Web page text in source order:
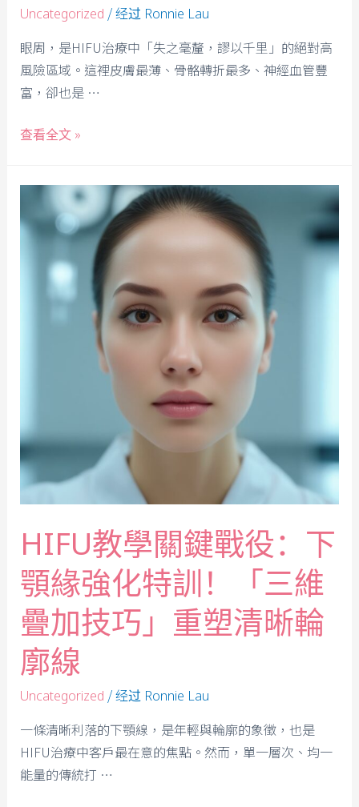
Uncategorized / 经过 Ronnie Lau
眼周，是HIFU治療中「失之毫釐，謬以千里」的絕對高
風險區域。這裡皮膚最薄、骨骼轉折最多、神經血管豐
富，卻也是 …
查看全文 »
HIFU教學關鍵戰役：下
顎緣強化特訓！「三維
疊加技巧」重塑清晰輪
廓線
Uncategorized / 经过 Ronnie Lau
一條清晰利落的下顎線，是年輕與輪廓的象徵，也是
HIFU治療中客戶最在意的焦點。然而，單一層次、均一
能量的傳統打 …